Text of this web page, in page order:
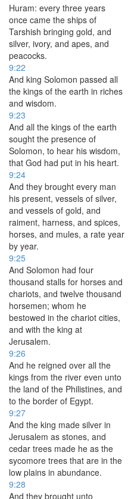
Huram: every three years
once came the ships of
Tarshish bringing gold, and
silver, ivory, and apes, and
peacocks.
9:22
And king Solomon passed all
the kings of the earth in riches
and wisdom.
9:23
And all the kings of the earth
sought the presence of
Solomon, to hear his wisdom,
that God had put in his heart.
9:24
And they brought every man
his present, vessels of silver,
and vessels of gold, and
raiment, harness, and spices,
horses, and mules, a rate year
by year.
9:25
And Solomon had four
thousand stalls for horses and
chariots, and twelve thousand
horsemen; whom he
bestowed in the chariot cities,
and with the king at
Jerusalem.
9:26
And he reigned over all the
kings from the river even unto
the land of the Philistines, and
to the border of Egypt.
9:27
And the king made silver in
Jerusalem as stones, and
cedar trees made he as the
sycomore trees that are in the
low plains in abundance.
9:28
And they brought unto